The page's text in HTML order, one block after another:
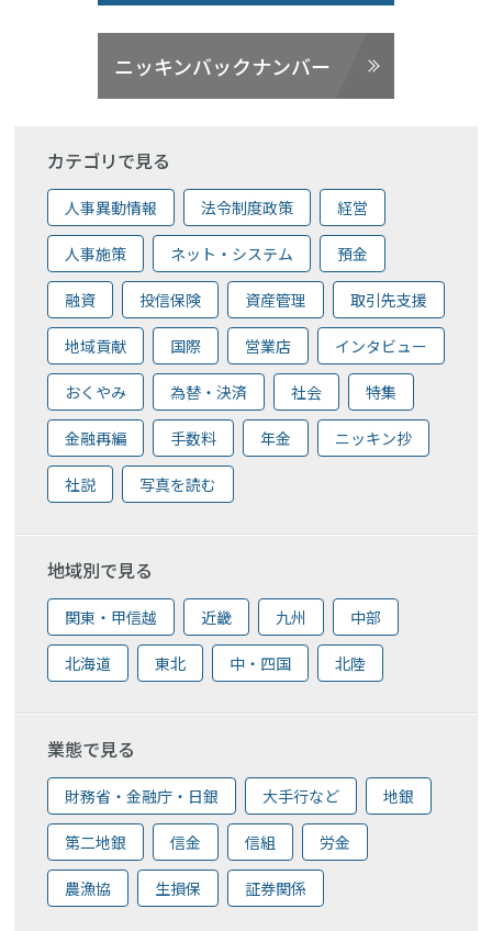
ニッキンバックナンバー
カテゴリで見る
人事異動情報 法令制度政策 経営
人事施策 ネット・システム 預金
融資 投信保険 資産管理 取引先支援
地域貢献 国際 営業店 インタビュー
おくやみ 為替・決済 社会 特集
金融再編 手数料 年金 ニッキン抄
社説 写真を読む
地域別で見る
関東・甲信越 近畿 九州 中部
北海道 東北 中・四国 北陸
業態で見る
財務省・金融庁・日銀 大手行など 地銀
第二地銀 信金 信組 労金
農漁協 生損保 証券関係